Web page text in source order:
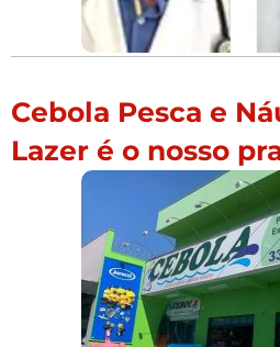
Cebola Pesca e
Lazer é o nosso